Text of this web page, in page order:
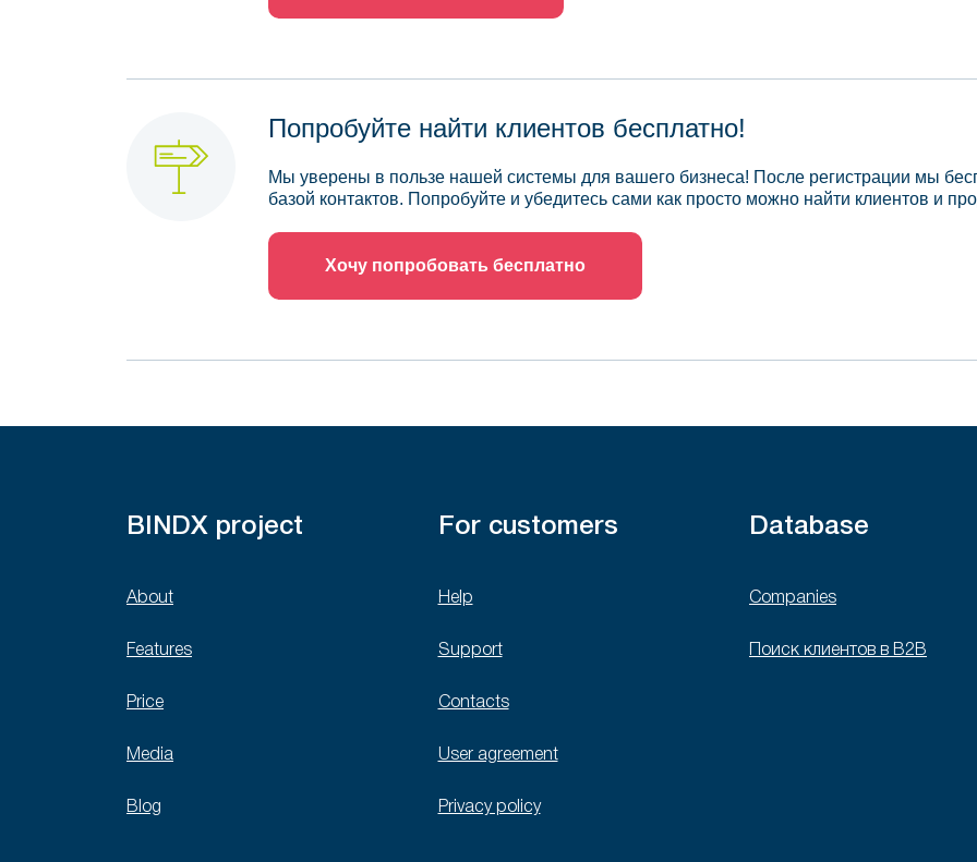
Попробуйте найти клиентов бесплатно!
Мы уверены в пользе нашей системы для вашего бизнеса! После регистрации мы
базой контактов. Попробуйте и убедитесь сами как просто можно найти клиентов и
Хочу попробовать бесплатно
BINDX project
About
Features
Price
Media
Blog
For customers
Help
Support
Contacts
User agreement
Privacy policy
Database
Companies
Поиск клиентов в B2B